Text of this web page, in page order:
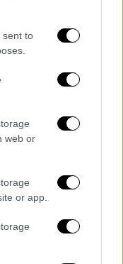
sent to
web or
or app.
γονείς που
επαιτεία